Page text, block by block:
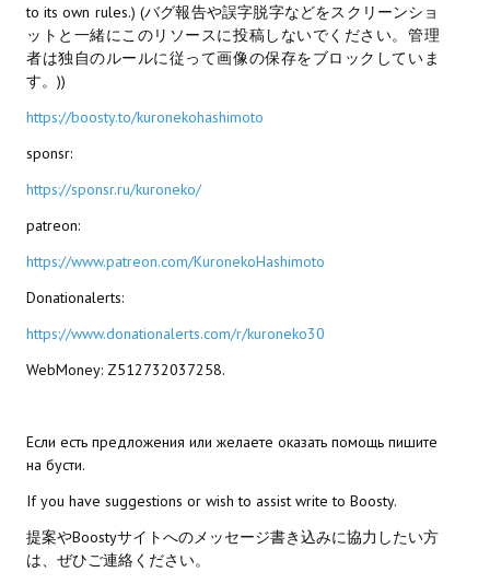
to its own rules.) (バグ報告や誤字脱字などをスクリーンショ
ットと一緒にこのリソースに投稿しないでください。管理
者は独自のルールに従って画像の保存をブロックしていま
す。))
https://boosty.to/kuronekohashimoto
sponsr:
https://sponsr.ru/kuroneko/
patreon:
https://www.patreon.com/KuronekoHashimoto
Donationalerts:
https://www.donationalerts.com/r/kuroneko30
WebMoney: Z512732037258.
Если есть предложения или желаете оказать помощь пишите
на бусти.
If you have suggestions or wish to assist write to Boosty.
提案やBoostyサイトへのメッセージ書き込みに協力したい方
は、ぜひご連絡ください。